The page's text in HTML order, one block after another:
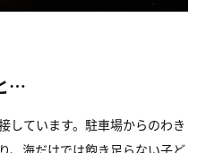
…
しています。駐車場からのわき
、海だけでは飽き足らない子ど